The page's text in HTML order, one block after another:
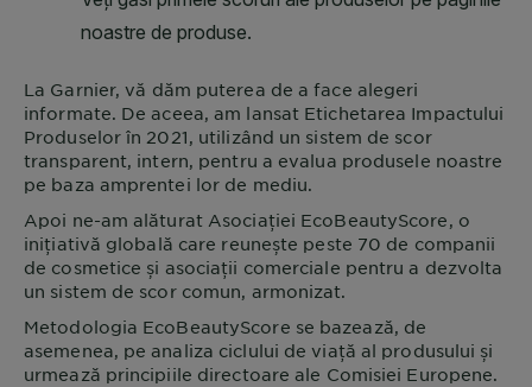
La Garnier, vă dăm puterea de a face alegeri
informate. De aceea, am lansat Etichetarea Impactului
Produselor în 2021, utilizând un sistem de scor
transparent, intern, pentru a evalua produsele noastre
pe baza amprentei lor de mediu.
Apoi ne-am alăturat Asociației EcoBeautyScore, o
inițiativă globală care reunește peste 70 de companii
de cosmetice și asociații comerciale pentru a dezvolta
un sistem de scor comun, armonizat.
Metodologia EcoBeautyScore se bazează, de
asemenea, pe analiza ciclului de viață al produsului și
urmează principiile directoare ale Comisiei Europene.